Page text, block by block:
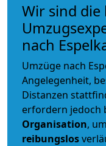
Wir sind die
nach
Umzüge nach
Angelegenheit,
Distanzen
erfordern jedoch
Organisation,
reibungslos